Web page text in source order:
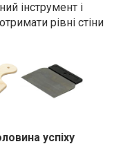
інструмент і
рівні стіни
успіху